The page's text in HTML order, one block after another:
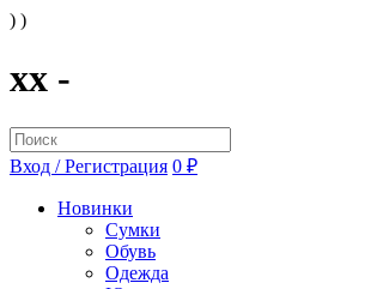
) )
xx -
Вход / Регистрация 0 ₽
Новинки
Сумки
Обувь
Одежда